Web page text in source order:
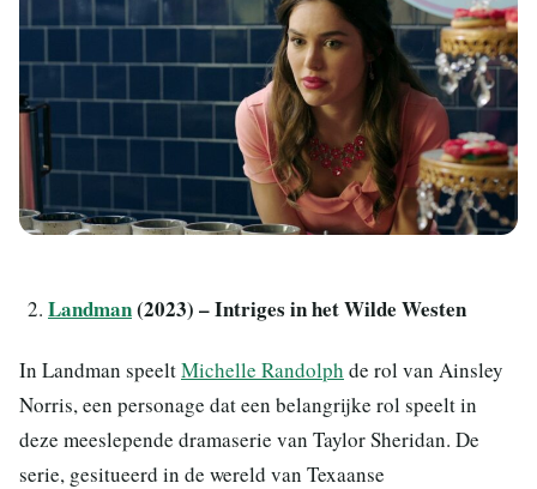
Landman(2023) – Intriges in het Wilde Westen
In Landman speeltMichelle Randolph de rol van Ainsley
Norris, een personage dat een belangrijke rol speelt in
deze meeslepende dramaserie van Taylor Sheridan. De
serie, gesitueerd in de wereld van Texaanse